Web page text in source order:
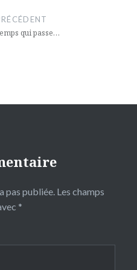
qui passe…
pas publiée. Les champs
*